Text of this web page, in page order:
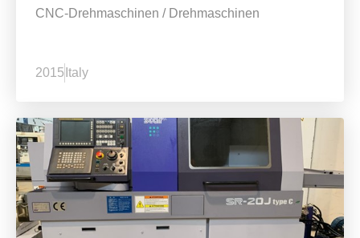
CNC-Drehmaschinen / Drehmaschinen
2015 Italy